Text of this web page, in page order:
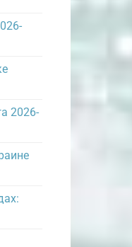
2026-